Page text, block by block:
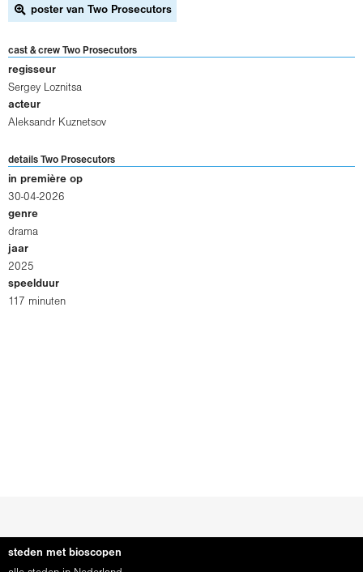
poster van Two Prosecutors
cast & crew Two Prosecutors
regisseur
Sergey Loznitsa
acteur
Aleksandr Kuznetsov
details Two Prosecutors
in première op
30-04-2026
genre
drama
jaar
2025
speelduur
117 minuten
steden met bioscopen